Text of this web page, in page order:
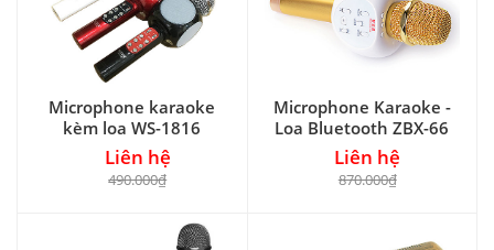
Microphone karaoke
kèm loa WS-1816
Liên hệ
490.000₫
Microphone Karaoke -
Loa Bluetooth ZBX-66
Liên hệ
870.000₫